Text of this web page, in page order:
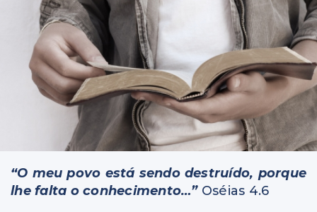
“O meu povo está sendo destruído, porque
lhe falta o conhecimento…”Oséias 4.6